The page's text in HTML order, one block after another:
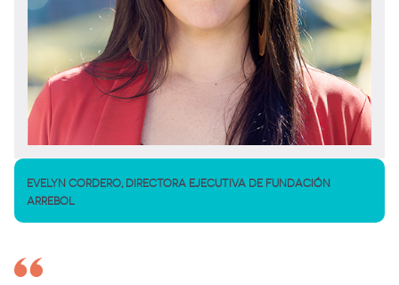
EVELYN CORDERO, DIRECTORA EJECUTIVA DE FUNDACIÓN
ARREBOL